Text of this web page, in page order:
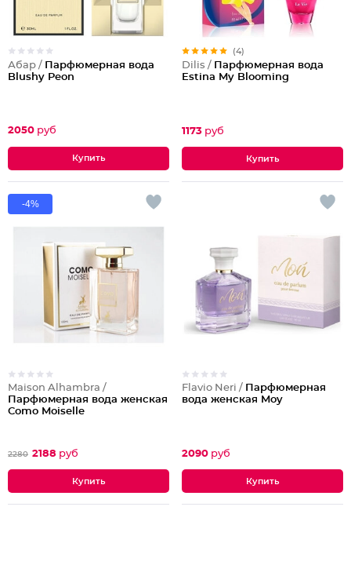
Абар / Парфюмерная вода
Blushy Peon
2050 руб
(4)
Dilis / Парфюмерная вода
Estina My Blooming
1173 руб
-4%
Maison Alhambra /
Парфюмерная вода женская
Como Moiselle
2280 2188 руб
Flavio Neri / Парфюмерная
вода женская Moy
2090 руб